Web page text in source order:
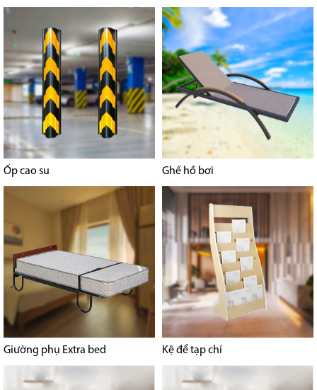
Ốp cao su Ghế hồ bơi
Giường phụ Extra bed Kệ để tạp chí